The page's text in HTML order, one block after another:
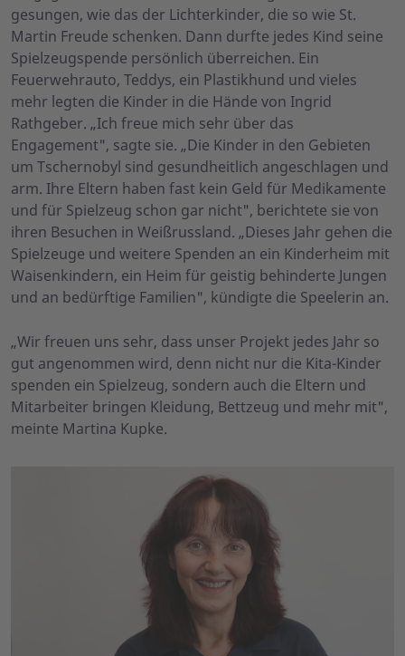
gesungen, wie das der Lichterkinder, die so wie St.
Martin Freude schenken. Dann durfte jedes Kind seine
Spielzeugspende persönlich überreichen. Ein
Feuerwehrauto, Teddys, ein Plastikhund und vieles
mehr legten die Kinder in die Hände von Ingrid
Rathgeber. „Ich freue mich sehr über das
Engagement", sagte sie. „Die Kinder in den Gebieten
um Tschernobyl sind gesundheitlich angeschlagen und
arm. Ihre Eltern haben fast kein Geld für Medikamente
und für Spielzeug schon gar nicht", berichtete sie von
ihren Besuchen in Weißrussland. „Dieses Jahr gehen die
Spielzeuge und weitere Spenden an ein Kinderheim mit
Waisenkindern, ein Heim für geistig behinderte Jungen
und an bedürftige Familien", kündigte die Speelerin an.
„Wir freuen uns sehr, dass unser Projekt jedes Jahr so
gut angenommen wird, denn nicht nur die Kita-Kinder
spenden ein Spielzeug, sondern auch die Eltern und
Mitarbeiter bringen Kleidung, Bettzeug und mehr mit",
meinte Martina Kupke.